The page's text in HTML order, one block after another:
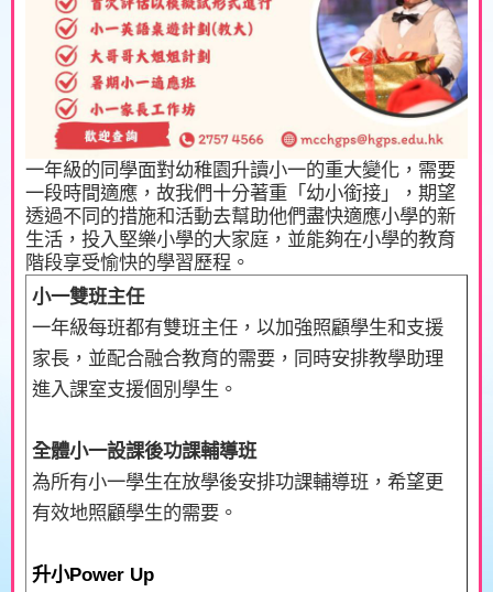
一年級的同學面對幼稚園升讀小一的重大變化，需要
一段時間適應，故我們十分著重「幼小銜接」，期望
透過不同的措施和活動去幫助他們盡快適應小學的新
生活，投入堅樂小學的大家庭，並能夠在小學的教育
階段享受愉快的學習歷程。
小一雙班主任
一年級每班都有雙班主任，以加強照顧學生和支援
家長，並配合融合教育的需要，同時安排教學助理
進入課室支援個別學生。
全體小一設課後功課輔導班
為所有小一學生在放學後安排功課輔導班，希望更
有效地照顧學生的需要。
升小Power Up